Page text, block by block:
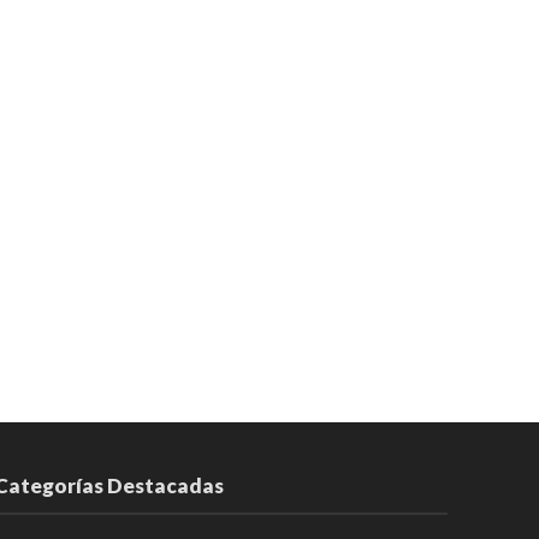
Destacadas